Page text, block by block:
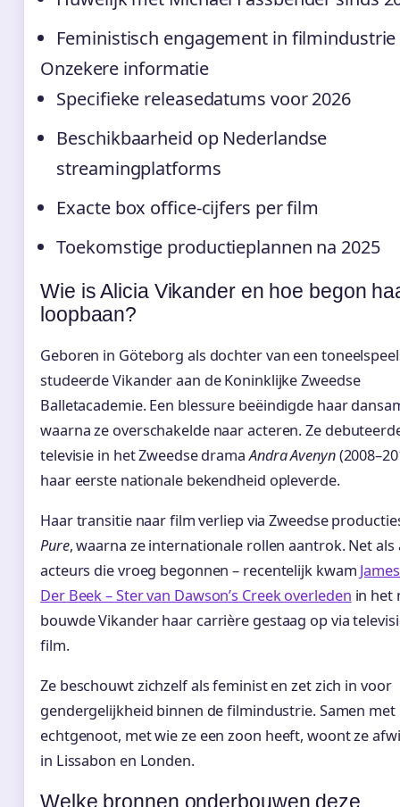
Feministisch engagement in filmindustrie
Onzekere informatie
Specifieke releasedatums voor 2026
Beschikbaarheid op Nederlandse
streamingplatforms
Exacte box office-cijfers per film
Toekomstige productieplannen na 2025
Wie is Alicia Vikander en hoe begon
loopbaan?
Geboren in Göteborg als dochter van een
studeerde Vikander aan de Koninklijke Zweedse
Balletacademie. Een blessure beëindigde haar
waarna ze overschakelde naar acteren. Ze
televisie in het Zweedse dramaAndra Avenyn
haar eerste nationale bekendheid opleverde.
Haar transitie naar film verliep via Zweedse
Pure, waarna ze internationale rollen aantrok. Net als
acteurs die vroeg begonnen – recentelijk kwam
Der Beek – Ster van Dawson’s Creek overleden in het
bouwde Vikander haar carrière gestaag op via
film.
Ze beschouwt zichzelf als feminist en zet zich in voor
gendergelijkheid binnen de filmindustrie. Samen met
echtgenoot, met wie ze een zoon heeft, woont ze
in Lissabon en Londen.
Welke bronnen onderbouwen deze